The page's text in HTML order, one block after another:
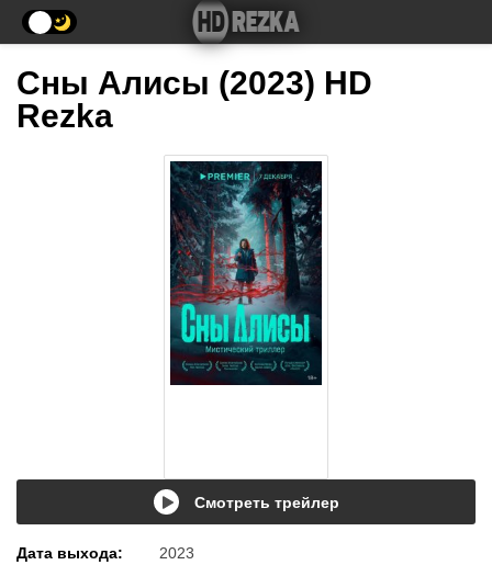
Сны Алисы (2023) HD
Rezka
Смотреть трейлер
Дата выхода:
2023